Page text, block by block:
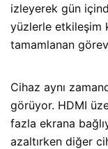
izleyerek gün
yüzlerle etkileşim
tamamlanan
Cihaz aynı
görüyor. HDMI
fazla ekrana
azaltırken diğer